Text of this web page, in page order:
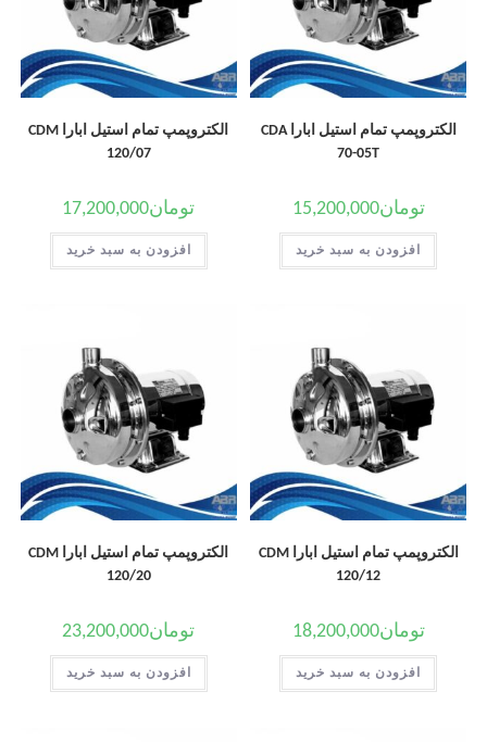
الکتروپمپ تمام استیل ابارا CDA
70-05T
تومان15,200,000
افزودن به سبد خرید
الکتروپمپ تمام استیل ابارا CDM
120/07
تومان17,200,000
افزودن به سبد خرید
الکتروپمپ تمام استیل ابارا CDM
120/12
تومان18,200,000
افزودن به سبد خرید
الکتروپمپ تمام استیل ابارا CDM
120/20
تومان23,200,000
افزودن به سبد خرید